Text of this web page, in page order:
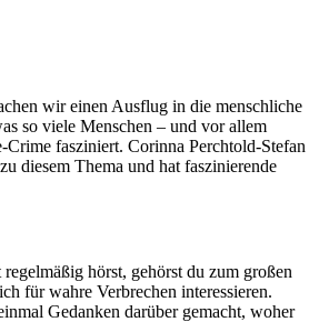
wir einen Ausflug in die menschliche
so viele Menschen – und vor allem
Crime fasziniert. Corinna Perchtold-Stefan
diesem Thema und hat faszinierende
hörst, gehörst du zum großen
für wahre Verbrechen interessieren.
Gedanken darüber gemacht, woher